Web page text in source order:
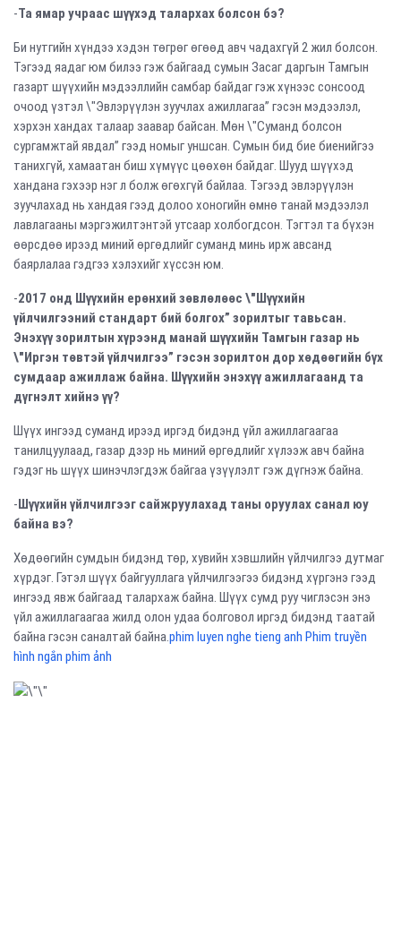
-Та ямар учраас шүүхэд талархах болсон бэ?
Би нутгийн хүндээ хэдэн төгрөг өгөөд авч чадахгүй 2 жил болсон.
Тэгээд яадаг юм билээ гэж байгаад сумын Засаг даргын Тамгын
газарт шүүхийн мэдээллийн самбар байдаг гэж хүнээс сонсоод
очоод үзтэл \"Эвлэрүүлэн зуучлах ажиллагаа” гэсэн мэдээлэл,
хэрхэн хандах талаар заавар байсан. Мөн \"Суманд болсон
сургамжтай явдал” гээд номыг уншсан. Сумын бид бие биенийгээ
танихгүй, хамаатан биш хүмүүс цөөхөн байдаг. Шууд шүүхэд
хандана гэхээр нэг л болж өгөхгүй байлаа. Тэгээд эвлэрүүлэн
зуучлахад нь хандая гээд долоо хоногийн өмнө танай мэдээлэл
лавлагааны мэргэжилтэнтэй утсаар холбогдсон. Тэгтэл та бүхэн
өөрсдөө ирээд миний өргөдлийг суманд минь ирж авсанд
баярлалаа гэдгээ хэлэхийг хүссэн юм.
-2017 онд Шүүхийн ерөнхий зөвлөлөөс \"Шүүхийн
үйлчилгээний стандарт бий болгох” зорилтыг тавьсан.
Энэхүү зорилтын хүрээнд манай шүүхийн Тамгын газар нь
\"Иргэн төвтэй үйлчилгээ” гэсэн зорилтон дор хөдөөгийн бүх
сумдаар ажиллаж байна. Шүүхийн энэхүү ажиллагаанд та
дүгнэлт хийнэ үү?
Шүүх ингээд суманд ирээд иргэд бидэнд үйл ажиллагаагаа
танилцуулаад, газар дээр нь миний өргөдлийг хүлээж авч байна
гэдэг нь шүүх шинэчлэгдэж байгаа үзүүлэлт гэж дүгнэж байна.
-Шүүхийн үйлчилгээг сайжруулахад таны оруулах санал юу
байна вэ?
Хөдөөгийн сумдын бидэнд төр, хувийн хэвшлийн үйлчилгээ дутмаг
хүрдэг. Гэтэл шүүх байгууллага үйлчилгээгээ бидэнд хүргэнэ гээд
ингээд явж байгаад талархаж байна. Шүүх сумд руу чиглэсэн энэ
үйл ажиллагаагаа жилд олон удаа болговол иргэд бидэнд таатай
байна гэсэн саналтай байна.phim luyen nghe tieng anh Phim truyền
hình ngắn phim ảnh